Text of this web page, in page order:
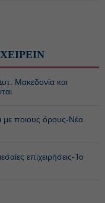
Μακεδονία και
με ποιους όρους-Νέα
επιχειρήσεις-Το